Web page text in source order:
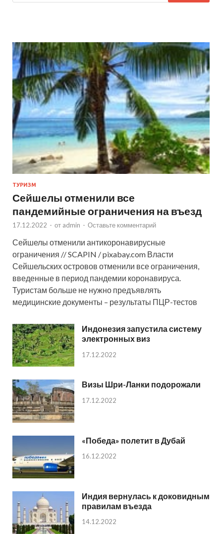
ТУРИЗМ
Сейшелы отменили все
пандемийные ограничения на въезд
17.12.2022 - от admin - Оставьте комментарий
Сейшелы отменили антикоронавирусные
ограничения // SCAPIN / pixabay.com Власти
Сейшельских островов отменили все ограничения,
введенные в период пандемии коронавируса.
Туристам больше не нужно предъявлять
медицинские документы – результаты ПЦР-тестов
Индонезия запустила систему
электронных виз
17.12.2022
Визы Шри-Ланки подорожали
17.12.2022
«Победа» полетит в Дубай
16.12.2022
Индия вернулась к доковидным
правилам въезда
14.12.2022